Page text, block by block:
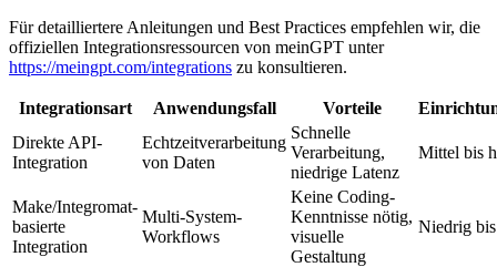
Für detailliertere Anleitungen und Best Practices empfehlen wir, die
offiziellen Integrationsressourcen von meinGPT unter
https://meingpt.com/integrations zu konsultieren.
Integrationsart Anwendungsfall Vorteile
Direkte API-
Integration
Echtzeitverarbeitung
von Daten
Schnelle
Verarbeitung,
niedrige Latenz
Mittel bis
Make/Integromat-
basierte
Integration
Multi-System-
Workflows
Keine Coding-
Kenntnisse nötig,
visuelle
Gestaltung
Niedrig